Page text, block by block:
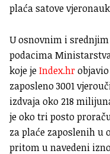
plaća satove
U osnovnim i
podacima
koje jeIndex.hr
zaposleno 3001
izdvaja oko 218
je oko tri posto
za plaće zaposlenih u
pritom u navedeni